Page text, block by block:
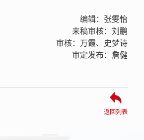
编辑：张雯怡
来稿审核：刘鹏
审核：万霞、
史梦诗
审定发布：詹健
返回列表